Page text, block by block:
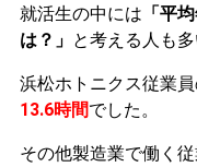
就活生の中には 「平
は？」 と考える人も
浜松ホトニクス従業
13.6時間でした。
その他製造業で働く